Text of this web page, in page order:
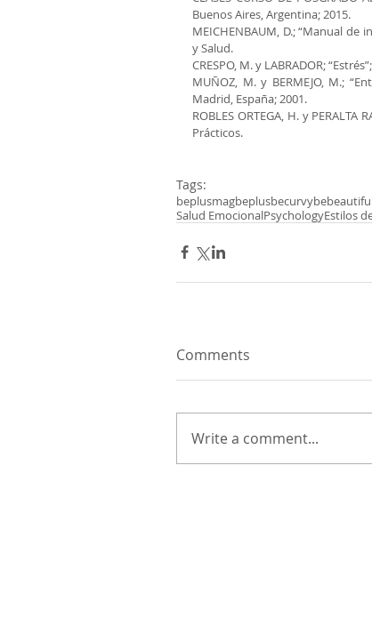
Buenos Aires, Argentina; 2015.
MEICHENBAUM, D.; “Manual de
y Salud.
CRESPO, M. y LABRADOR;
MUÑOZ, M. y BERMEJO, M.;
Madrid, España; 2001.
ROBLES ORTEGA, H. y
Prácticos.
Tags:
beplusmag
Salud EmocionalPsychologyEstilos
Comments
Write a comment...